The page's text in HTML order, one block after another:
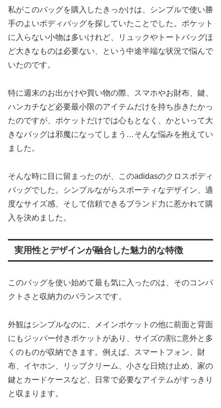
私がこのバッグを購入したきっかけは、シンプルで使い勝
手のよいボディバッグを探していたことでした。ポケット
に入らない小物は多いけれど、リュックやトートバッグほ
ど大きなものは必要ない、という中途半端な状況で悩んで
いたのです。
特に週末のお出かけや買い物の際、スマホやお財布、鍵、
ハンカチなど必要最小限のアイテムだけを持ち歩きたかっ
たのですが、ポケットだけでは心もとなく、かといって大
きなバッグは邪魔になってしまう…そんな悩みを抱えてい
ました。
そんな時に目に留まったのが、このadidasのクロスボディ
バッグでした。シンプルながらスポーティなデザイン、適
度なサイズ感、そして信頼できるブランド力に惹かれて購
入を決めました。
実用性とデザインが融合した魅力的な特徴
このバッグを使い始めて最も気に入ったのは、そのコンパ
クトさと収納力のバランスです。
外観はシンプルなのに、メインポケットの他に前面と背面
にもジッパー付きポケットがあり、サイズの割に意外と多
くのものが収納できます。例えば、スマートフォン、財
布、イヤホン、リップクリーム、小さな日焼け止め、家の
鍵とカードケースなど、日常で必要なアイテムがすっきり
と収まります。